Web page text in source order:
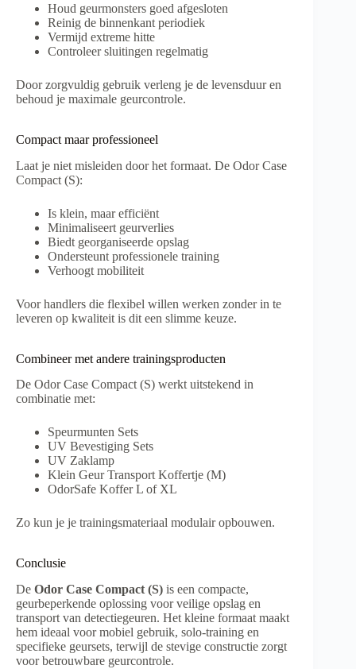
Houd geurmonsters goed afgesloten
Reinig de binnenkant periodiek
Vermijd extreme hitte
Controleer sluitingen regelmatig
Door zorgvuldig gebruik verleng je de levensduur en
behoud je maximale geurcontrole.
Compact maar professioneel
Laat je niet misleiden door het formaat. De Odor Case
Compact (S):
Is klein, maar efficiënt
Minimaliseert geurverlies
Biedt georganiseerde opslag
Ondersteunt professionele training
Verhoogt mobiliteit
Voor handlers die flexibel willen werken zonder in te
leveren op kwaliteit is dit een slimme keuze.
Combineer met andere trainingsproducten
De Odor Case Compact (S) werkt uitstekend in
combinatie met:
Speurmunten Sets
UV Bevestiging Sets
UV Zaklamp
Klein Geur Transport Koffertje (M)
OdorSafe Koffer L of XL
Zo kun je je trainingsmateriaal modulair opbouwen.
Conclusie
De Odor Case Compact (S) is een compacte,
geurbeperkende oplossing voor veilige opslag en
transport van detectiegeuren. Het kleine formaat maakt
hem ideaal voor mobiel gebruik, solo-training en
specifieke geursets, terwijl de stevige constructie zorgt
voor betrouwbare geurcontrole.